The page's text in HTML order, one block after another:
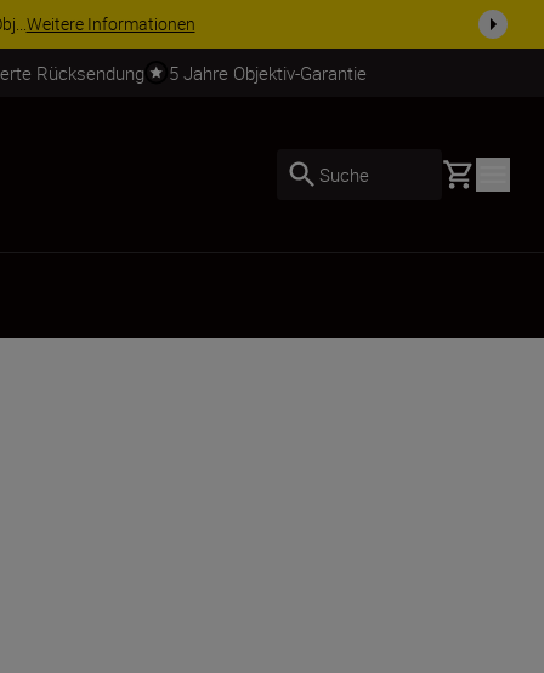
Weitere Informationen
Rücksendung 5 Jahre Objektiv-Garantie
Suche Basket